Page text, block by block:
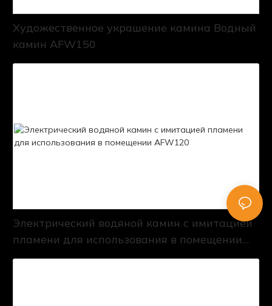
Художественное украшение камина Водный
камин AFW150
Электрический водяной камин с имитацией
пламени для использования в помещении
AFW120